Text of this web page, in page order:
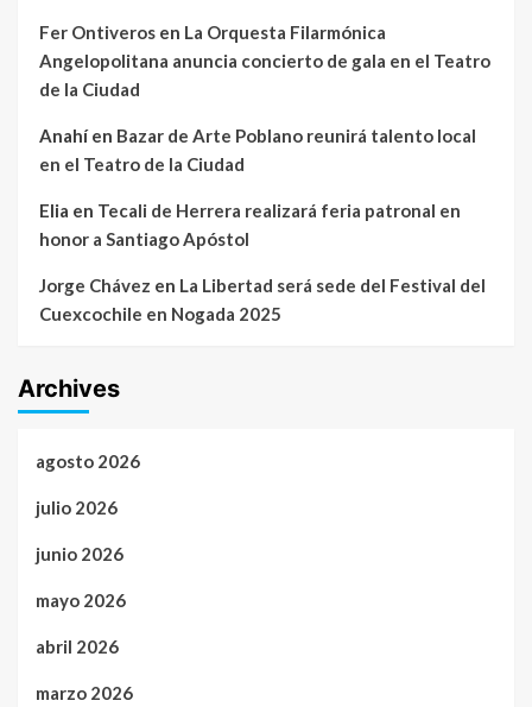
Fer Ontiveros en La Orquesta Filarmónica
Angelopolitana anuncia concierto de gala en el Teatro
de la Ciudad
Anahíen Bazar de Arte Poblano reunirá talento local
en el Teatro de la Ciudad
Elia en Tecali de Herrera realizará feria patronal en
honor a Santiago Apóstol
Jorge Chávez en La Libertad será sede del Festival del
Cuexcochile en Nogada 2025
Archives
agosto 2026
julio 2026
junio 2026
mayo 2026
abril 2026
marzo 2026